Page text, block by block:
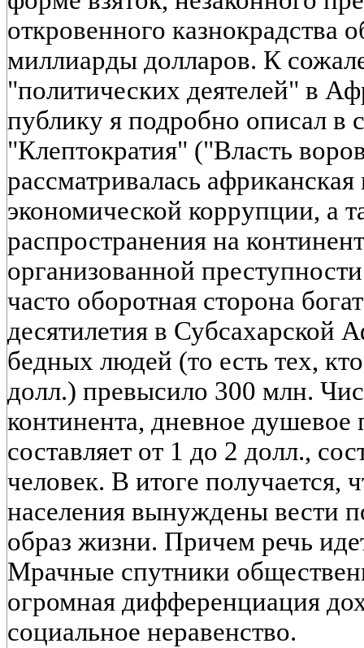
откровенного казнокрадства
миллиарды долларов. К
"политических деятелей" в
публику я подробно описал в
"Клептократия" ("Власть
рассматривалась
экономической коррупции, а
распространения на
организованной
часто оборотная сторона
десятилетия в Субсахарской
бедных людей (то есть тех,
долл.) превысило 300 млн.
континента, дневное душевое
составляет от 1 до 2 долл.,
человек. В итоге получается,
населения вынуждены вести
образ жизни. Причем речь
Мрачные спутники
огромная дифференциация
социальное неравенство.